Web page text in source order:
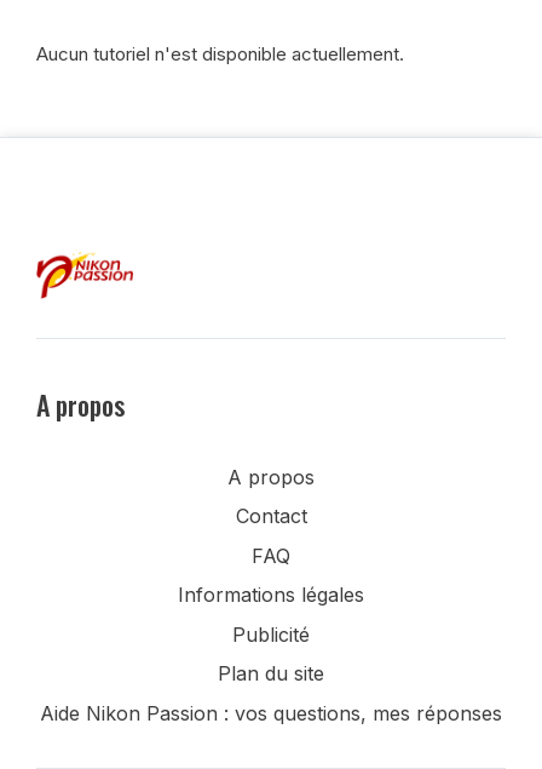
Aucun tutoriel n'est disponible actuellement.
A propos
A propos
Contact
FAQ
Informations légales
Publicité
Plan du site
Aide Nikon Passion : vos questions, mes réponses